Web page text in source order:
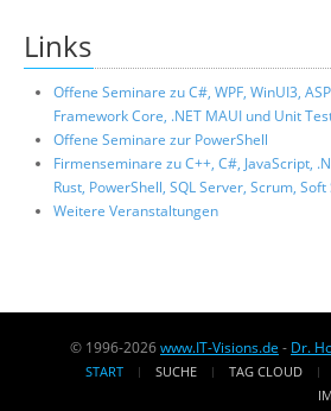
Links
Offene Seminare zu C#, WPF, WinUI3,
Framework Core, .NET MAUI und Unit
Offene Seminare zur PowerShell
Firmenseminare zu C++, C#, JavaScript,
Rust, PowerShell, SQL Server, Scrum,
Weitere Veranstaltungen
© 1996-2026www.IT-Visions.de - Dr.
START SUCHE TAG CLOUD